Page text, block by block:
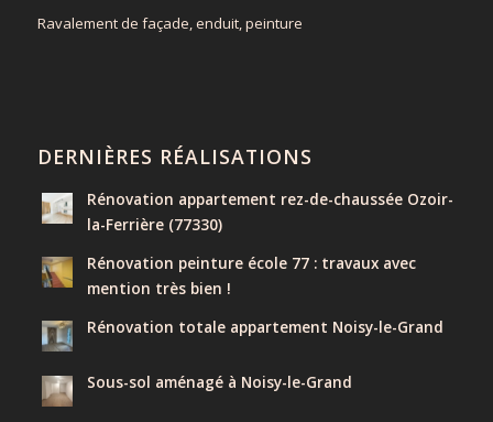
Ravalement de façade, enduit, peinture
DERNIÈRES RÉALISATIONS
Rénovation appartement rez-de-chaussée Ozoir-
la-Ferrière (77330)
Rénovation peinture école 77 : travaux avec
mention très bien !
Rénovation totale appartement Noisy-le-Grand
Sous-sol aménagé à Noisy-le-Grand